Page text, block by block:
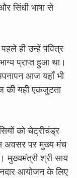
सिंधी भाषा से
ही उन्हें पवित्र
प्राप्त हुआ था।
आज यहाँ भी
की यही एकजुटता
को चेट्रीचंड्र
अवसर पर मुख्य मंच
मुख्यमंत्री श्री साय
आयोजन के लिए